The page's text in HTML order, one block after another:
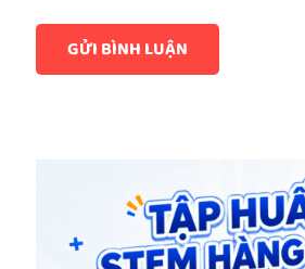
GỬI BÌNH LUẬN